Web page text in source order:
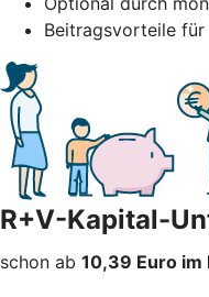
Beitragsvorteile
R+V-Kapital-
schon ab 10,39 Euro im